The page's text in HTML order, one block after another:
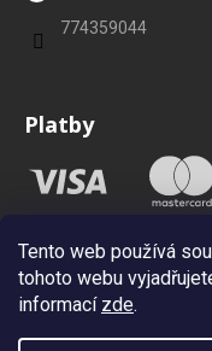
Tento web používá
tohoto webu
informací zde.
774359044
Platby